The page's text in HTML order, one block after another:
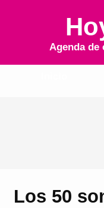
Agenda de
Los 50